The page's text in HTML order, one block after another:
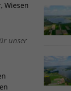
Wiesen
unser
für die einwandfreie
helfen uns zu